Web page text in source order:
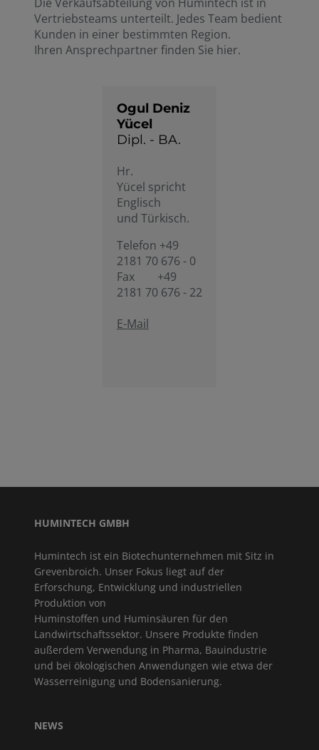
Vertriebsteams unterteilt. Jedes Team bedient
Kunden in einer bestimmten Region.
Ihren Ansprechpartner finden Sie hier.
Ogul Deniz
Yücel
Dipl. - BA.
Hr.
Yücel spricht
Englisch
und Türkisch.
Telefon +49
2181 70 676 - 0
Fax +49
2181 70 676 - 22
E-Mail
HUMINTECH GMBH
Humintech ist ein Biotechunternehmen mit Sitz in
Grevenbroich. Unser Fokus liegt auf der
Erforschung, Entwicklung und industriellen
Produktion von
Huminstoffen und Huminsäuren für den
Landwirtschaftssektor. Unsere Produkte finden
außerdem Verwendung in Pharma, Bauindustrie
und bei ökologischen Anwendungen wie etwa der
Wasserreinigung und Bodensanierung.
NEWS